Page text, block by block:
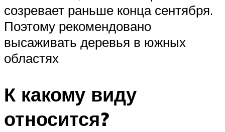
созревает раньше конца сентября.
Поэтому рекомендовано
высаживать деревья в южных
областях
К какому виду
относится?